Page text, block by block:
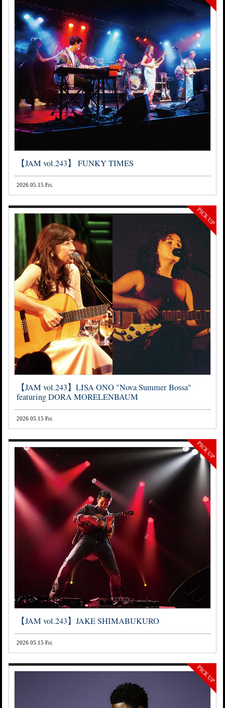
【JAM vol.243】 FUNKY TIMES
2026 05.15 Fri.
【JAM vol.243】LISA ONO "Nova Summer Bossa"
featuring DORA MORELENBAUM
2026 05.15 Fri.
【JAM vol.243】JAKE SHIMABUKURO
2026 05.15 Fri.